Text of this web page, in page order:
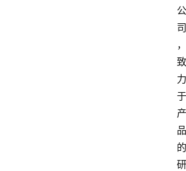
公
司
，
致
力
于
产
品
的
研